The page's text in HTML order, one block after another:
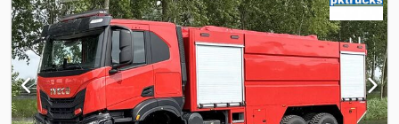
Remvertrager - Sper = Bijzonderheden = Cabine Rechts
gestuurd: ✓ Chassis Chassishoogte: 100 cm Wielbasis: 435 cm (1-2)
140 cm (2-3) Tank Brandstof: ✓ NON DUTY FREE - REQUIRES
CUSTOM CLEARANCE, RIGHT-HAND DRIVE // Vema 282 TF-E 2007
telescopic ladder with manlift bucket, Max working height 12.5
meter, Max. load 280 kg, Water turret mounted on manlift bucket,